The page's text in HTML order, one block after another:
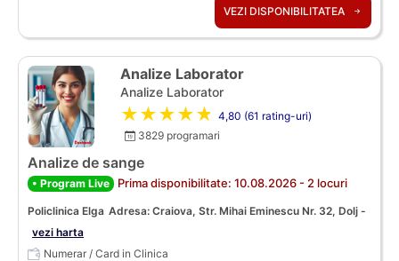
VEZI DISPONIBILITATEA
Analize Laborator
Analize Laborator
★★★★★ 4,80 (61 rating-uri)
3829 programari
Analize de sange
• Program Live Prima disponibilitate: 10.08.2026 - 2 locuri
Policlinica Elga Adresa: Craiova, Str. Mihai Eminescu Nr. 32, Dolj -
vezi harta
Numerar / Card in Clinica